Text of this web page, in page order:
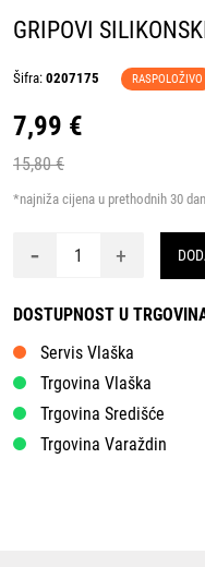
GRIPOVI
Šifra: 0207175 RASPOLOŽIVO
7,99 €
15,80 €
*najniža cijena u prethodnih 30
- +
DOSTUPNOST U
Servis Vlaška
Trgovina Vlaška
Trgovina Središće
Trgovina Varaždin